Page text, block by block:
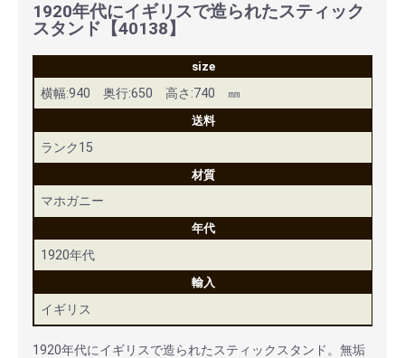
1920年代にイギリスで造られたスティック
スタンド【40138】
size
横幅:940 奥行:650 高さ:740 ㎜
送料
ランク15
材質
マホガニー
年代
1920年代
輸入
イギリス
1920年代にイギリスで造られたスティックスタンド。無垢